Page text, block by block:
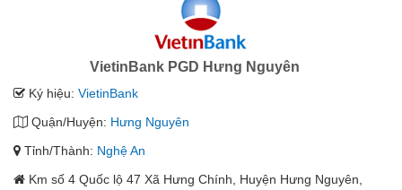
VietinBank PGD Hưng Nguyên
Ký hiệu: VietinBank
Quận/Huyện: Hưng Nguyên
Tỉnh/Thành: Nghệ An
Km số 4 Quốc lộ 47 Xã Hưng Chính, Huyện Hưng Nguyên,